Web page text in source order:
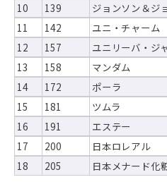
10
139 ジョンソン＆ジ
11
142 ユニ・チャーム
12
157 ユニリーバ・ジ
13
158 マンダム
14
172 ポーラ
15
181 ツムラ
16
191 エステー
17
200 日本ロレアル
18
205 日本メナード化